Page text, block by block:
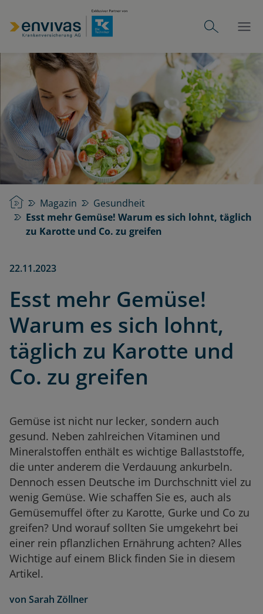
StartseiteMagazin
Gesundheit
Esst mehr Gemüse! Warum es sich lohnt, täglich
zu Karotte und Co. zu greifen
22.11.2023
Esst mehr Gemüse!
Warum es sich lohnt,
täglich zu Karotte und
Co. zu greifen
Gemüse ist nicht nur lecker, sondern auch
gesund. Neben zahlreichen Vitaminen und
Mineralstoffen enthält es wichtige Ballaststoffe,
die unter anderem die Verdauung ankurbeln.
Dennoch essen Deutsche im Durchschnitt viel zu
wenig Gemüse. Wie schaffen Sie es, auch als
Gemüsemuffel öfter zu Karotte, Gurke und Co zu
greifen? Und worauf sollten Sie umgekehrt bei
einer rein pflanzlichen Ernährung achten? Alles
Wichtige auf einem Blick finden Sie in diesem
Artikel.
von Sarah Zöllner